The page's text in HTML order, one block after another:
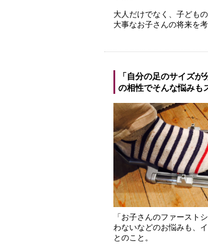
大人だけでなく、子ども
大事なお子さんの将来を
「自分の足のサイズ
の相性でそんな悩みも
「お子さんのファースト
わないなどのお悩みも、
とのこと。